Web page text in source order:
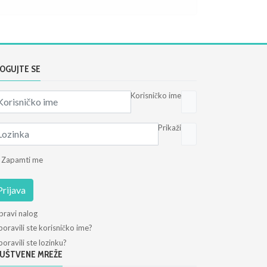
SE
Korisničko ime
Prikaži
Zapamti me
nalog
ste korisničko ime?
ste lozinku?
MREŽE